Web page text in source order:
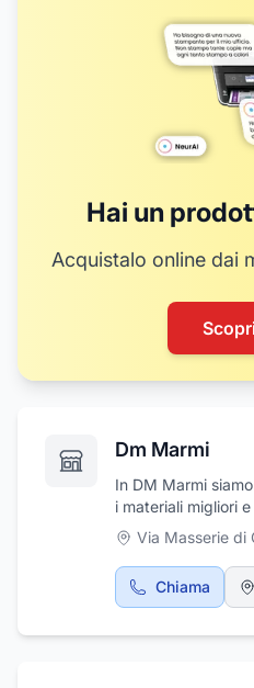
Hai un
Acquistalo online dai
Dm Marmi
In DM Marmi
i materiali migliori
nei nostri prodotti.
affidiamo solo ai
utilizziamo
ottenere risultati di
nostri prodotti, ma
Via Masserie di
Chiama